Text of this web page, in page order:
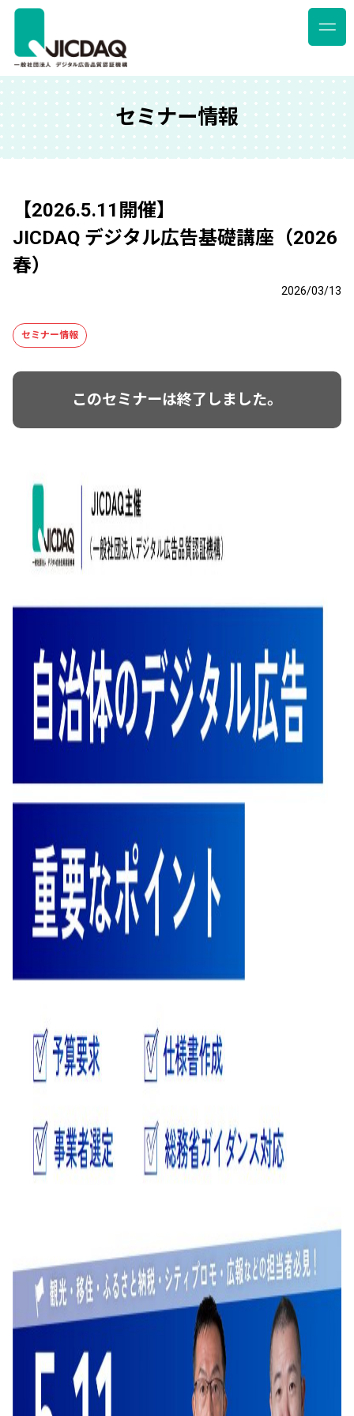
セミナー情報
【2026.5.11開催】
JICDAQ デジタル広告基礎講座（2026
春）
2026/03/13
セミナー情報
このセミナーは終了しました。